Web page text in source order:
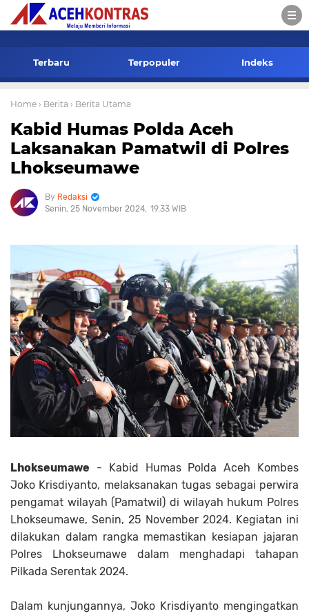
Terbaru Terpopuler Indeks
Home › Berita › Berita Utama
Kabid Humas Polda Aceh
Laksanakan Pamatwil di Polres
Lhokseumawe
Redaksi
Senin, 25 November 2024 19.33 WIB
Lhokseumawe - Kabid Humas Polda Aceh Kombes
Joko Krisdiyanto, melaksanakan tugas sebagai perwira
pengamat wilayah (Pamatwil) di wilayah hukum Polres
Lhokseumawe, Senin, 25 November 2024. Kegiatan ini
dilakukan dalam rangka memastikan kesiapan jajaran
Polres Lhokseumawe dalam menghadapi tahapan
Pilkada Serentak 2024.
Dalam kunjungannya, Joko Krisdiyanto mengingatkan